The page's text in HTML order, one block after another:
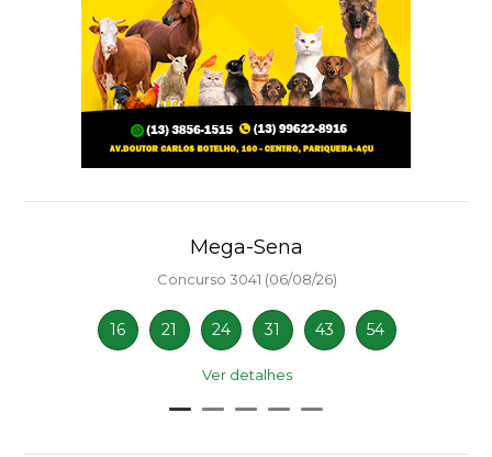
Mega-Sena
Concurso 3041 (06/08/26)
16 21 24 31 43 54
Ver detalhes